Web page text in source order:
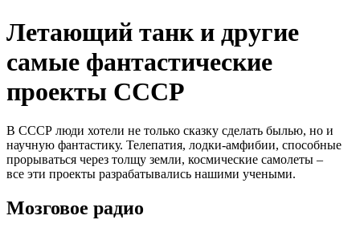
Летающий танк и другие
самые фантастические
проекты СССР
В СССР люди хотели не только сказку сделать былью, но и
научную фантастику. Телепатия, лодки-амфибии, способные
прорываться через толщу земли, космические самолеты –
все эти проекты разрабатывались нашими учеными.
Мозговое радио